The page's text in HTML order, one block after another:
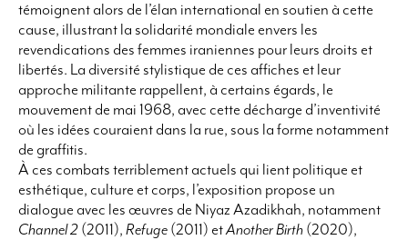
témoignent alors de l’élan international en soutien à cette
cause, illustrant la solidarité mondiale envers les
revendications des femmes iraniennes pour leurs droits et
libertés. La diversité stylistique de ces affiches et leur
approche militante rappellent, à certains égards, le
mouvement de mai 1968, avec cette décharge d’inventivité
où les idées couraient dans la rue, sous la forme notamment
de graffitis.
À ces combats terriblement actuels qui lient politique et
esthétique, culture et corps, l’exposition propose un
dialogue avec les œuvres de Niyaz Azadikhah, notamment
Channel 2 (2011), Refuge (2011) etAnother Birth (2020),